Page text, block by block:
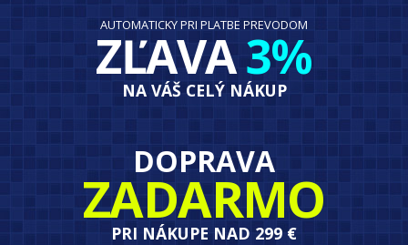
AUTOMATICKY PRI PLATBE PREVODOM
ZĽAVA3%
NA VÁŠ CELÝ NÁKUP
DOPRAVA
ZADARMO
PRI NÁKUPE NAD 299 €